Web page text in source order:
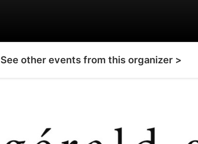
See other events from this organizer >